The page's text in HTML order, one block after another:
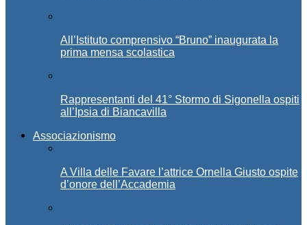
All’Istituto comprensivo “Bruno” inaugurata la
prima mensa scolastica
Rappresentanti del 41° Stormo di Sigonella ospiti
all’Ipsia di Biancavilla
Associazionismo
A Villa delle Favare l’attrice Ornella Giusto ospite
d’onore dell’Accademia